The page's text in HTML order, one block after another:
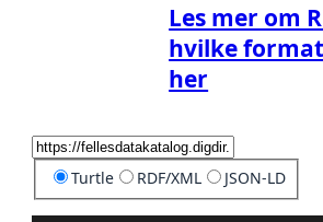
Les mer om
hvilke
her
Turtle RDF/XML JSON-LD